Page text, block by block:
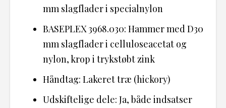
mm slagflader i specialnylon
BASEPLEX 3968.030: Hammer med D30
mm slagflader i celluloseacetat og
nylon, krop i trykstøbt zink
Håndtag: Lakeret træ (hickory)
Udskiftelige dele: Ja, både indsatser